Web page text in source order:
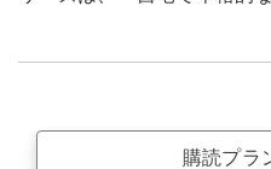
購読プラ